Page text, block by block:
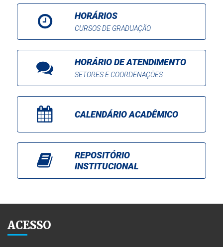
HORÁRIOS
CURSOS DE GRADUAÇÃO
HORÁRIO DE ATENDIMENTO
SETORES E COORDENAÇÕES
CALENDÁRIO ACADÊMICO
REPOSITÓRIO
INSTITUCIONAL
ACESSO